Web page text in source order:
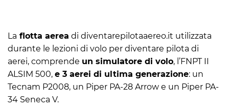
La flotta aerea di diventarepilotaaereo.it utilizzata
durante le lezioni di volo per diventare pilota di
aerei, comprende un simulatore di volo, l’FNPT II
ALSIM 500, e 3 aerei di ultima generazione: un
Tecnam P2008, un Piper PA-28 Arrow e un Piper PA-
34 Seneca V.